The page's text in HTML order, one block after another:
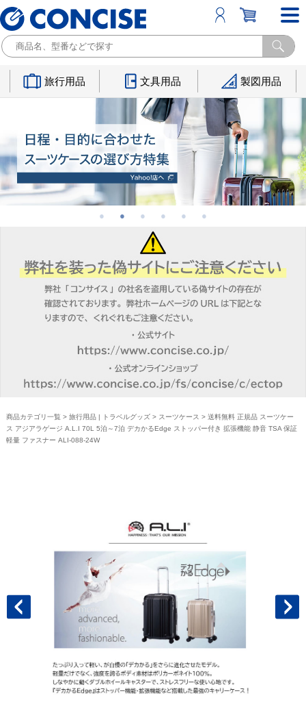
旅行用品 文具用品 製図用品
商品カテゴリ一覧 > 旅行用品 | トラベルグッズ> スーツケース > 送料無料 正規品 スーツケー
ス アジアラゲージ A.L.I 70L 5泊～7泊 デカかるEdge ストッパー付き 拡張機能 静音 TSA 保証
軽量 ファスナー ALI-088-24W